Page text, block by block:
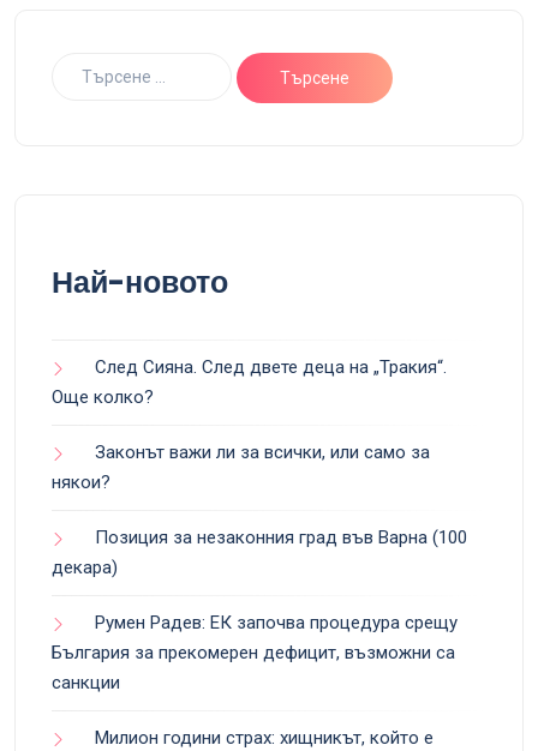
Най-новото
След Сияна. След двете деца на „Тракия“.
Още колко?
Законът важи ли за всички, или само за
някои?
Позиция за незаконния град във Варна (100
декара)
Румен Радев: ЕК започва процедура срещу
България за прекомерен дефицит, възможни са
санкции
Милион години страх: хищникът, който е